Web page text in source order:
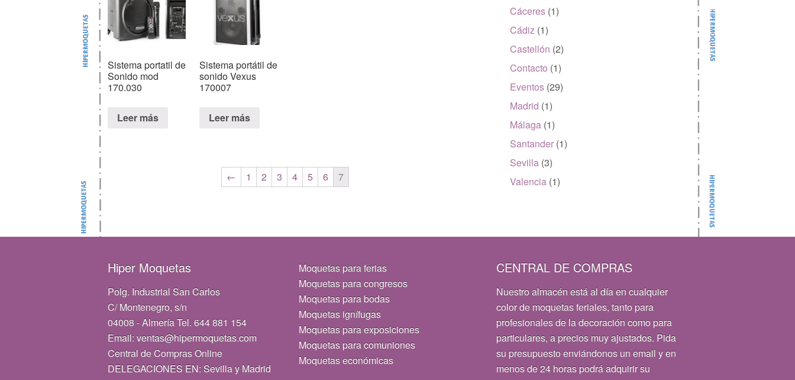
Sistema portatil de
Sonido mod
170.030
Leer más
Sistema portátil de
sonido Vexus
170007
Leer más
← 1 2 3 4 5 6 7
Cáceres (1)
Cádiz (1)
Castellón (2)
Contacto (1)
Eventos (29)
Madrid (1)
Málaga (1)
Santander (1)
Sevilla (3)
Valencia (1)
Hiper Moquetas
Polg. Industrial San Carlos
C/ Montenegro, s/n
04008 - Almería Tel. 644 881 154
Email: ventas@hipermoquetas.com
Central de Compras Online
DELEGACIONES EN: Sevilla y Madrid
Moquetas para ferias
Moquetas para congresos
Moquetas para bodas
Moquetas ignífugas
Moquetas para exposiciones
Moquetas para comuniones
Moquetas económicas
CENTRAL DE COMPRAS
Nuestro almacén está al día en cualquier
color de moquetas feriales, tanto para
profesionales de la decoración como para
particulares, a precios muy ajustados. Pida
su presupuesto enviándonos un email y en
menos de 24 horas podrá adquirir su